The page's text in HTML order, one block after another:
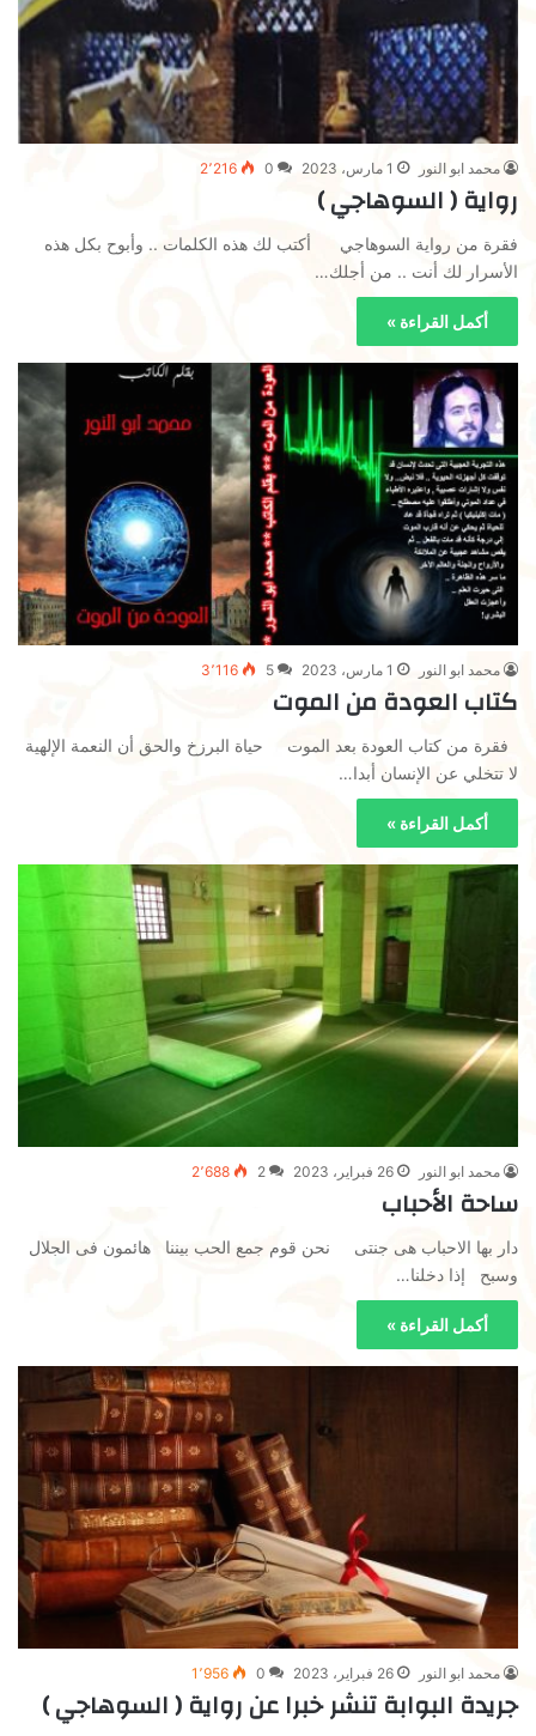
محمد ابو النور 1 مارس، 2023 0 2٬216
رواية ( السوهاجي )
فقرة من رواية السوهاجي أكتب لك هذه الكلمات .. وأبوح بكل هذه
الأسرار لك أنت .. من أجلك…
أكمل القراءة »
محمد ابو النور 1 مارس، 2023 5 3٬116
كتاب العودة من الموت
فقرة من كتاب العودة بعد الموت حياة البرزخ والحق أن النعمة الإلهية
لا تتخلي عن الإنسان أبدا…
أكمل القراءة »
محمد ابو النور 26 فبراير، 2023 2 2٬688
ساحة الأحباب
دار بها الاحباب هى جنتى نحن قوم جمع الحب بيننا هائمون فى الجلال
وسبح إذا دخلنا…
أكمل القراءة »
محمد ابو النور 26 فبراير، 2023 0 1٬956
جريدة البوابة تنشر خبرا عن رواية ( السوهاجي )